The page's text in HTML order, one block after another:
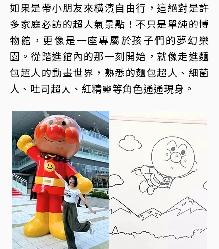
如果是帶小朋友來橫濱自由行，這絕對是許
多家庭必訪的超人氣景點！不只是單純的博
物館，更像是一座專屬於孩子們的夢幻樂
園。從踏進館內的那一刻開始，就像走進麵
包超人的動畫世界，熟悉的麵包超人、細菌
人、吐司超人、紅精靈等角色通通現身。